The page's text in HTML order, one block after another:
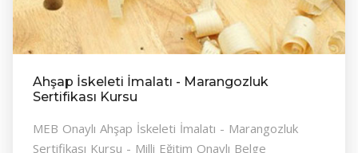
Ahşap İskeleti İmalatı - Marangozluk
Sertifikası Kursu
MEB Onaylı Ahşap İskeleti İmalatı - Marangozluk
Sertifikası Kursu - Milli Eğitim Onaylı Belge